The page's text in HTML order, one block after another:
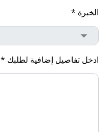
الخبرة *
ادخل تفاصيل إضافية لطلبك *